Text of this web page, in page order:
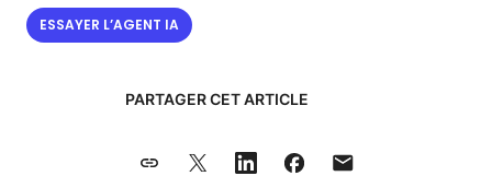
ESSAYER L’AGENT IA
PARTAGER CET ARTICLE